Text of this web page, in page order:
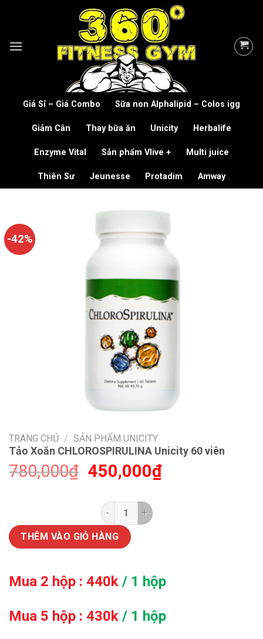
Giá Sỉ – Giá Combo Sữa non Alphalipid – Colos igg
Giảm Cân Thay bữa ăn Unicity Herbalife
Enzyme Vital Sản phẩm Vlive + Multi juice
Thiên Sư Jeunesse Protadim Amway
-42%
TRANG CHỦ / SẢN PHẨM UNICITY
Tảo Xoắn CHLOROSPIRULINA Unicity 60 viên
780,000₫ Giá
là:
780,000₫.
450,000₫Giá
Tảo Xoắn CHLOROSPIRULINA
THÊM VÀO GIỎ HÀNG
Mua 2 hộp : 440k / 1 hộp
Mua 5 hộp : 430k / 1 hộp